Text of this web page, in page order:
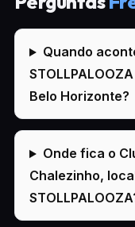
Quando
Belo Horizonte?
Onde fica o
Chalezinho,